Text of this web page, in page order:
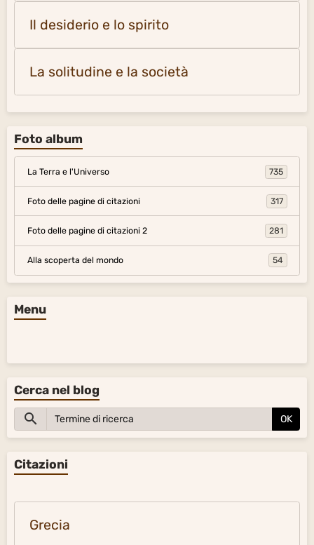
Il desiderio e lo spirito
La solitudine e la società
Foto album
La Terra e l'Universo 735
Foto delle pagine di citazioni 317
Foto delle pagine di citazioni 2 281
Alla scoperta del mondo 54
Menu
Cerca nel blog
OK
Citazioni
Grecia